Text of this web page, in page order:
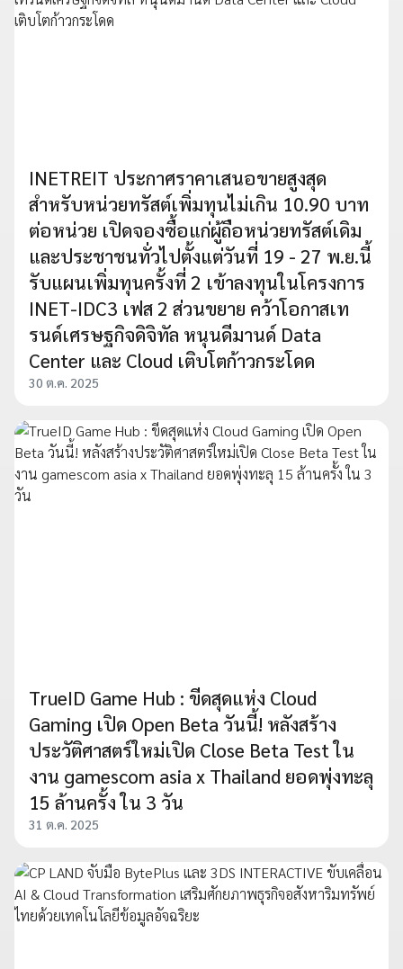
INETREIT ประกาศราคาเสนอขายสูงสุด
สำหรับหน่วยทรัสต์เพิ่มทุนไม่เกิน 10.90 บาท
ต่อหน่วย เปิดจองซื้อแก่ผู้ถือหน่วยทรัสต์เดิม
และประชาชนทั่วไปตั้งแต่วันที่ 19 - 27 พ.ย.นี้
รับแผนเพิ่มทุนครั้งที่ 2 เข้าลงทุนในโครงการ
INET-IDC3 เฟส 2 ส่วนขยาย คว้าโอกาสเท
รนด์เศรษฐกิจดิจิทัล หนุนดีมานด์ Data
Center และ Cloud เติบโตก้าวกระโดด
30 ต.ค. 2025
TrueID Game Hub : ขีดสุดแห่ง Cloud
Gaming เปิด Open Beta วันนี้! หลังสร้าง
ประวัติศาสตร์ใหม่เปิด Close Beta Test ใน
งาน gamescom asia x Thailand ยอดพุ่งทะลุ
15 ล้านครั้ง ใน 3 วัน
31 ต.ค. 2025